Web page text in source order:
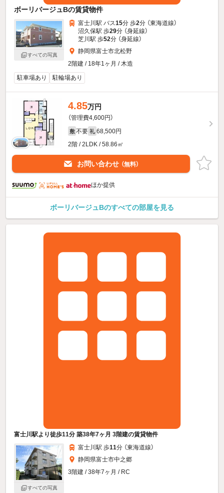
ボーリバージュBの賃貸物件
すべての写真
富士川駅 バス15分 歩2分 （東海道線）
沼久保駅 歩29分 （身延線）
芝川駅 歩52分 （身延線）
静岡県富士市北松野
2階建 / 18年1ヶ月 / 木造
駐車場あり
駐輪場あり
4.85万円
（管理費4,600円）
敷 不要 礼 68,500円
2階 / 2LDK / 58.86㎡
お問い合わせ （無料）
ほか提供
ボーリバージュBのすべての部屋を見る
富士川駅より徒歩11分 築38年7ヶ月 3階建の賃貸物件
すべての写真
富士川駅 歩11分 （東海道線）
静岡県富士市中之郷
3階建 / 38年7ヶ月 / RC